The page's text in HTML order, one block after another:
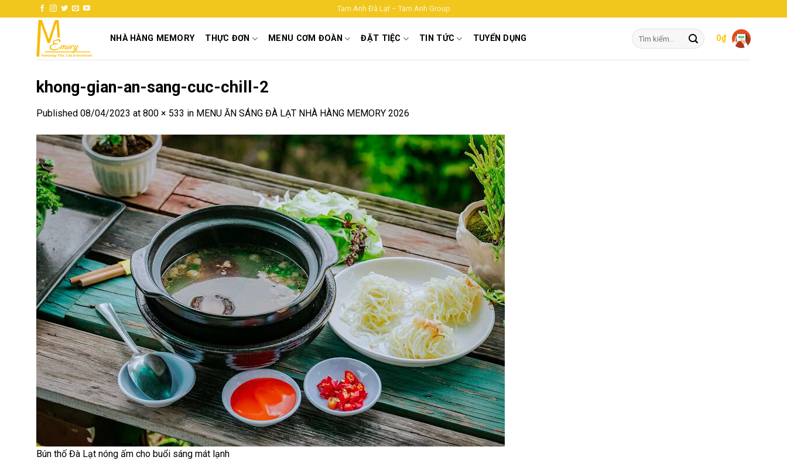
to
Tam Anh Đà Lạt – Tam Anh Group
NHÀ HÀNG MEMORY THỰC ĐƠN MENU CƠM ĐOÀN ĐẶT TIỆC TIN TỨC TUYỂN DỤNG
Tìm
kiếm:
0₫
khong-gian-an-sang-cuc-chill-2
Published 08/04/2023 at 800 × 533 in MENU ĂN SÁNG ĐÀ LẠT NHÀ HÀNG MEMORY 2026
Bún thố Đà Lạt nóng ấm cho buổi sáng mát lạnh